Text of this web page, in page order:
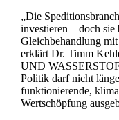
„Die
investieren – doch
Gleichbehandlung
erklärt Dr. Timm
UND
Politik darf nicht
funktionierende,
Wertschöpfung